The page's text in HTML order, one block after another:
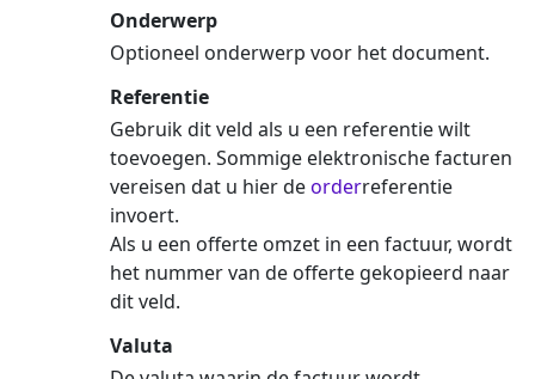
Onderwerp
Optioneel onderwerp voor het document.
Referentie
Gebruik dit veld als u een referentie wilt
toevoegen. Sommige elektronische facturen
vereisen dat u hier deorderreferentie
invoert.
Als u een offerte omzet in een factuur, wordt
het nummer van de offerte gekopieerd naar
dit veld.
Valuta